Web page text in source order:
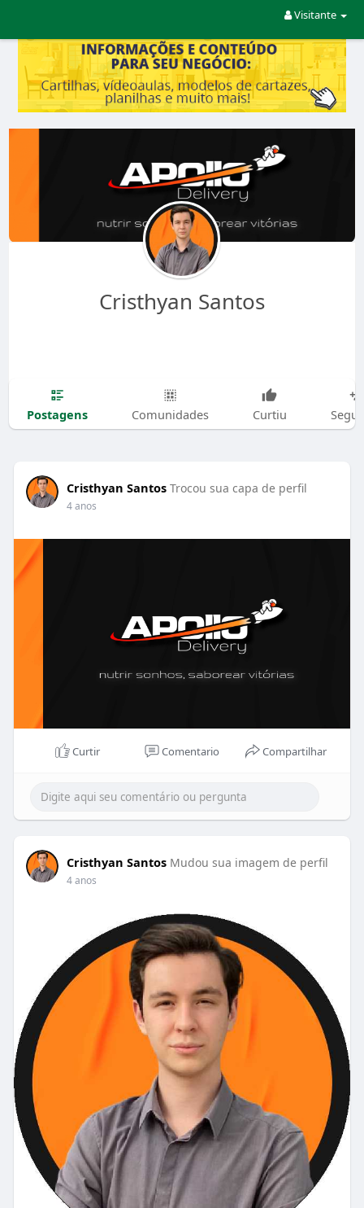
Visitante
Cristhyan Santos
Postagens Comunidades Curtiu
Cristhyan Santos Trocou sua capa de perfil
4 anos
Curtir Comentario Compartilhar
Cristhyan Santos Mudou sua imagem de perfil
4 anos